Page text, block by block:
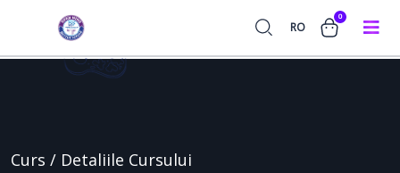
RO
0
Curs / Detaliile Cursului